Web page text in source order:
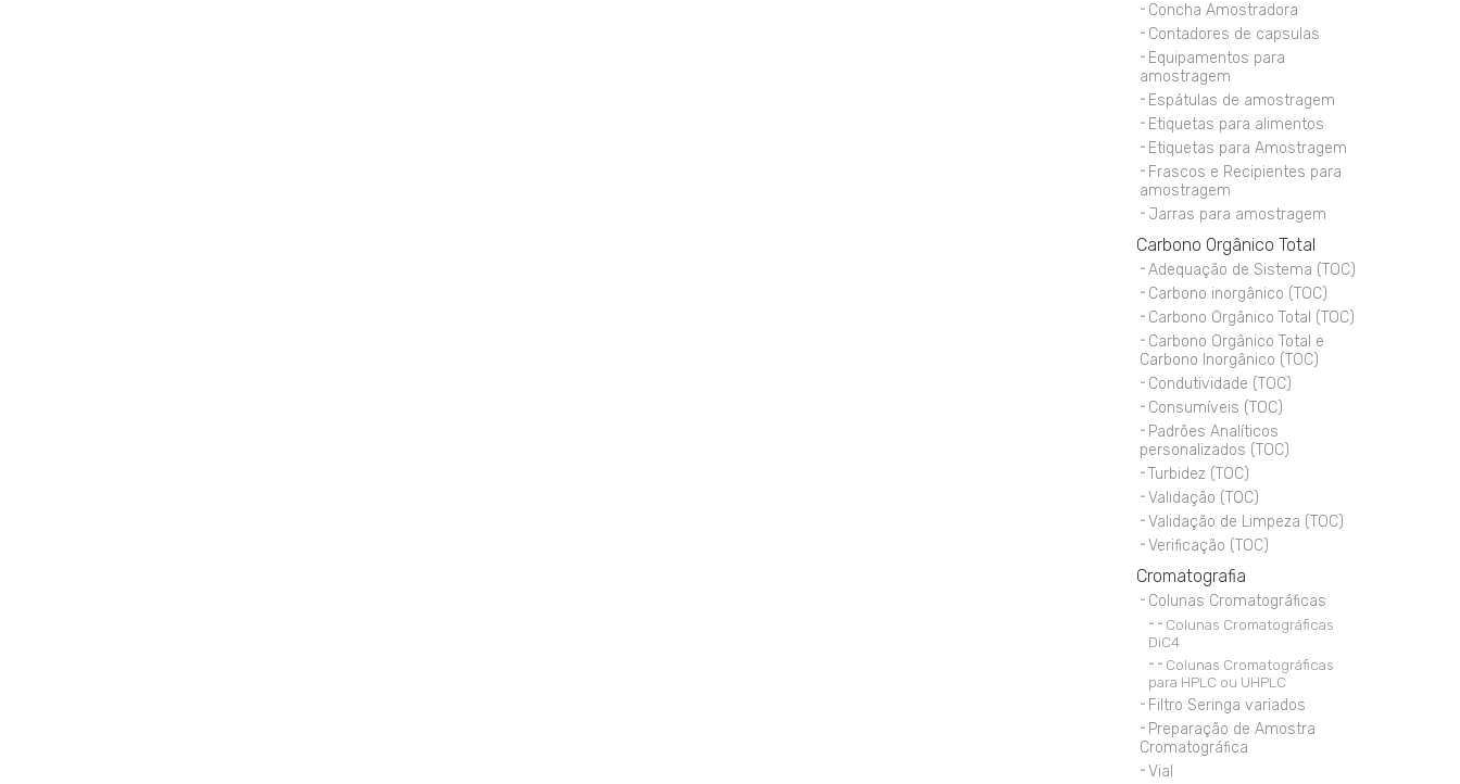
Concha Amostradora
Contadores de capsulas
Equipamentos para
amostragem
Espátulas de amostragem
Etiquetas para alimentos
Etiquetas para Amostragem
Frascos e Recipientes para
amostragem
Jarras para amostragem
Carbono Orgânico Total
Adequação de Sistema (TOC)
Carbono inorgânico (TOC)
Carbono Orgânico Total (TOC)
Carbono Orgânico Total e
Carbono Inorgânico (TOC)
Condutividade (TOC)
Consumíveis (TOC)
Padrões Analíticos
personalizados (TOC)
Turbidez (TOC)
Validação (TOC)
Validação de Limpeza (TOC)
Verificação (TOC)
Cromatografia
Colunas Cromatográficas
Colunas Cromatográficas
DiC4
Colunas Cromatográficas
para HPLC ou UHPLC
Filtro Seringa variados
Preparação de Amostra
Cromatográfica
Vial